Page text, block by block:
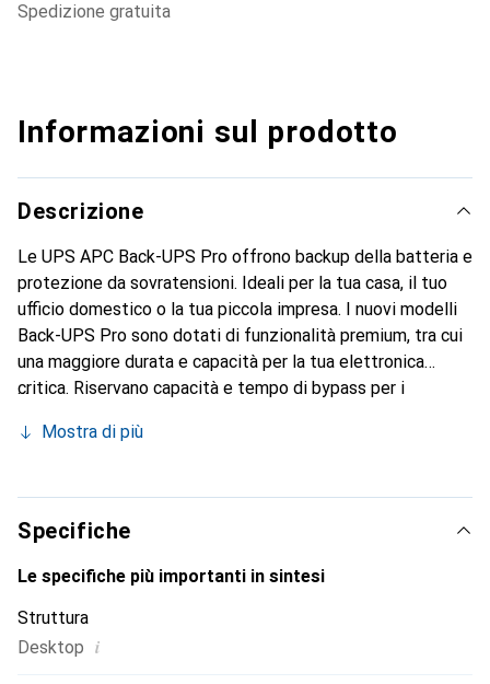
spedizione gratuita
Informazioni sul prodotto
Descrizione
Le UPS APC Back-UPS Pro offrono backup della batteria e
protezione da sovratensioni. Ideali per la tua casa, il tuo
ufficio domestico o la tua piccola impresa. I nuovi modelli
Back-UPS Pro sono dotati di funzionalità premium, tra cui
una maggiore durata e capacità per la tua elettronica
critica. Riservano capacità e tempo di bypass per i
della batteria dell'UPS in caso di emergenza. I dispositivi
Mostra di più
Specifiche
Le specifiche più importanti in sintesi
Struttura
Desktop i